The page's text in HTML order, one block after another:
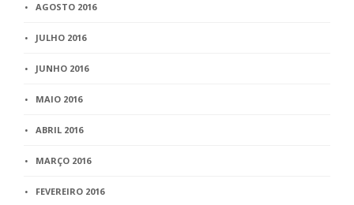
AGOSTO 2016
JULHO 2016
JUNHO 2016
MAIO 2016
ABRIL 2016
MARÇO 2016
FEVEREIRO 2016